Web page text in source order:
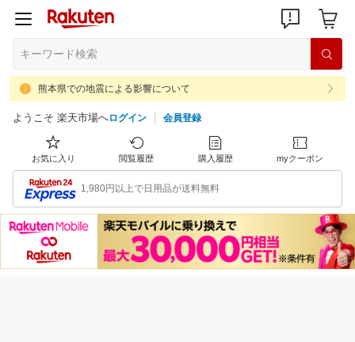
熊本県での地震による影響について
ようこそ 楽天市場へログイン 会員登録
お気に入り 閲覧履歴 購入履歴 myクーポン
1,980円以上で日用品が送料無料